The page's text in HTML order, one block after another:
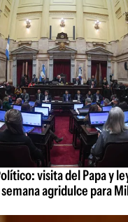
visita del Papa y
agridulce para